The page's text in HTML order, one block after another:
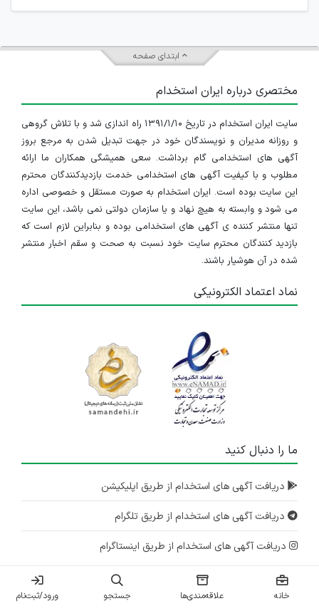
ابتدای صفحه
مختصری درباره ایران استخدام
سایت ایران استخدام در تاریخ ۱۳۹۱/۱/۱۰ راه اندازی شد و با تلاش گروهی
و روزانه مدیران و نویسندگان خود در جهت تبدیل شدن به مرجع بروز
آگهی های استخدامی گام برداشت. سعی همیشگی همکاران ما ارائه
مطلوب و با کیفیت آگهی های استخدامی خدمت بازدیدکنندگان محترم
این سایت بوده است. ایران استخدام به صورت مستقل و خصوصی اداره
می شود و وابسته به هیچ نهاد و یا سازمان دولتی نمی باشد، این سایت
تنها منتشر کننده ی آگهی های استخدامی بوده و بنابراین لازم است که
بازدید کنندگان محترم سایت خود نسبت به صحت و سقم اخبار منتشر
شده در آن هوشیار باشند.
نماد اعتماد الکترونیکی
ما را دنبال کنید
دریافت آگهی های استخدام از طریق اپلیکیشن
دریافت آگهی های استخدام از طریق تلگرام
دریافت آگهی های استخدام از طریق اینستاگرام
تلفن تماس :
۰۲۱-۹۱۳۰۰۰۱۳
خانه علاقه‌مندی‌ها جستجو ورود/ثبت‌نام